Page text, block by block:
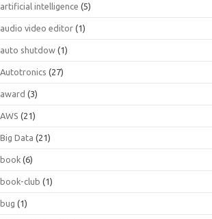
artificial intelligence (5)
audio video editor (1)
auto shutdow (1)
Autotronics (27)
award (3)
AWS (21)
Big Data (21)
book (6)
book-club (1)
bug (1)